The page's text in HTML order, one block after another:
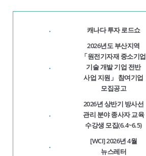
· 캐나다 투자 로드쇼
·
2026년도 부산지역
「원전기자재 중소기업
기술 개발 기업 전반
사업 지원」 참여기업
모집공고
·
2026년 상반기 방사선
관리 분야 종사자 교육
수강생 모집(6.4~6.5)
·
[WCI] 2026년 4월
뉴스레터